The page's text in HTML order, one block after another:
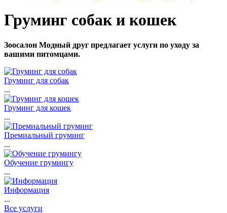
Груминг собак и кошек
Зоосалон Модный друг предлагает услуги по уходу за
вашими питомцами.
Груминг для собак
...
Груминг для кошек
...
Премиальный груминг
...
Обучение грумингу
...
Информация
...
Все услуги